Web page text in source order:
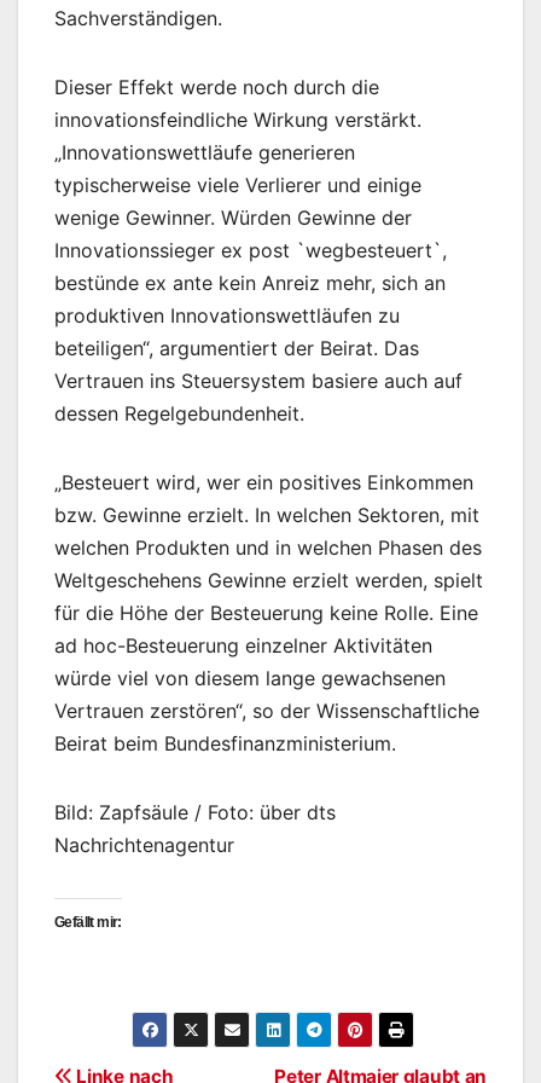
Sachverständigen.
Dieser Effekt werde noch durch die
innovationsfeindliche Wirkung verstärkt.
„Innovationswettläufe generieren
typischerweise viele Verlierer und einige
wenige Gewinner. Würden Gewinne der
Innovationssieger ex post `wegbesteuert`,
bestünde ex ante kein Anreiz mehr, sich an
produktiven Innovationswettläufen zu
beteiligen“, argumentiert der Beirat. Das
Vertrauen ins Steuersystem basiere auch auf
dessen Regelgebundenheit.
„Besteuert wird, wer ein positives Einkommen
bzw. Gewinne erzielt. In welchen Sektoren, mit
welchen Produkten und in welchen Phasen des
Weltgeschehens Gewinne erzielt werden, spielt
für die Höhe der Besteuerung keine Rolle. Eine
ad hoc-Besteuerung einzelner Aktivitäten
würde viel von diesem lange gewachsenen
Vertrauen zerstören“, so der Wissenschaftliche
Beirat beim Bundesfinanzministerium.
Bild: Zapfsäule / Foto: über dts
Nachrichtenagentur
Gefällt mir:
Peter Altmaier glaubt an
Linke nach